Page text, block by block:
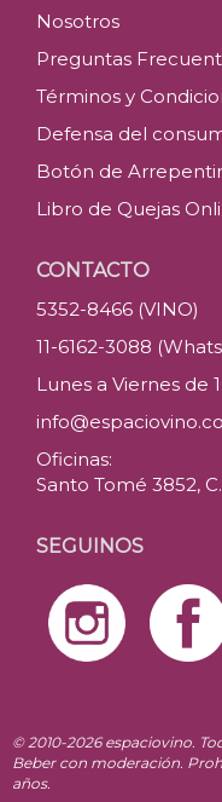
Nosotros
Preguntas
Términos y
Defensa del
Botón de
Libro de Quejas
CONTACTO
5352-8466 (VINO)
11-6162-3088
Lunes a Viernes de
Oficinas:
Santo Tomé 3852,
SEGUINOS
© 2010-2026 espaciovino.
Beber con moderación.
años.